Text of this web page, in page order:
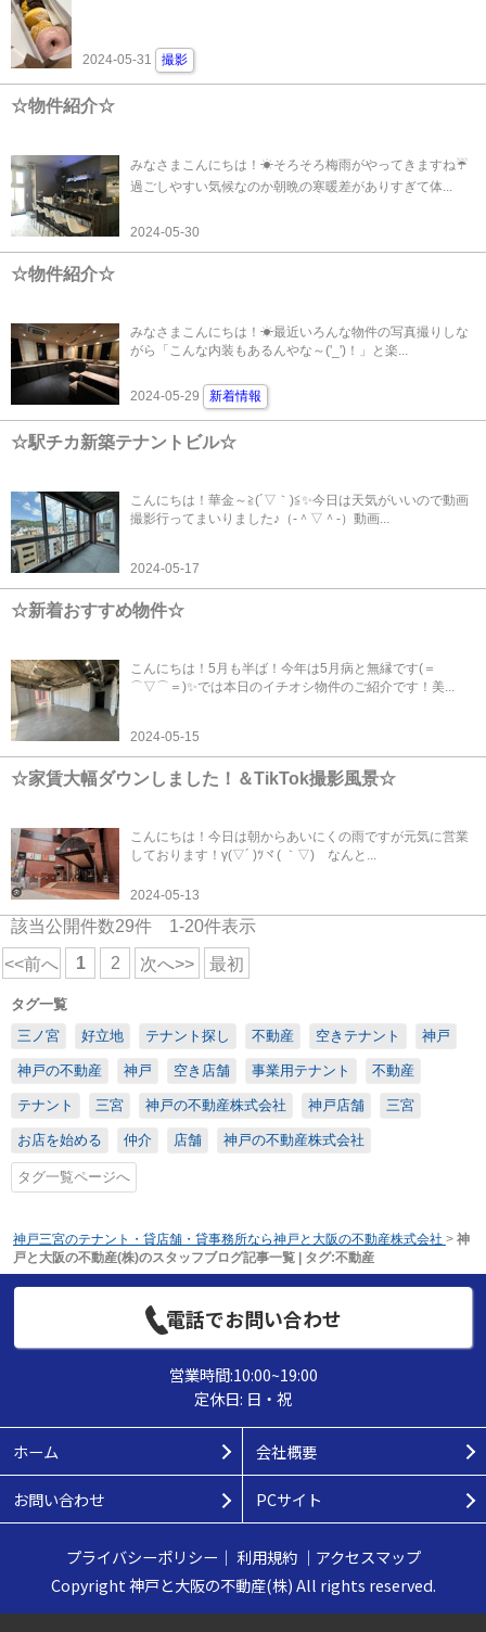
2024-05-31 撮影
☆物件紹介☆
みなさまこんにちは！☀そろそろ梅雨がやってきますね☔
過ごしやすい気候なのか朝晩の寒暖差がありすぎて体...
2024-05-30
☆物件紹介☆
みなさまこんにちは！☀最近いろんな物件の写真撮りしな
がら「こんな内装もあるんやな～('_')！」と楽...
2024-05-29 新着情報
☆駅チカ新築テナントビル☆
こんにちは！華金～≧(´▽｀)≦✨今日は天気がいいので動画
撮影行ってまいりました♪（‐＾▽＾‐）動画...
2024-05-17
☆新着おすすめ物件☆
こんにちは！5月も半ば！今年は5月病と無縁です(＝
⌒▽⌒＝)✨では本日のイチオシ物件のご紹介です！美...
2024-05-15
☆家賃大幅ダウンしました！＆TikTok撮影風景☆
こんにちは！今日は朝からあいにくの雨ですが元気に営業
しております！γ(▽´ )ﾂヾ( ｀▽)ゞなんと...
2024-05-13
該当公開件数29件 1-20件表示
<<前へ 1 2 次へ>> 最初
タグ一覧
三ノ宮
好立地 テナント探し 不動産 空きテナント 神戸
神戸の不動産 神戸 空き店舗 事業用テナント 不動産
テナント 三宮 神戸の不動産株式会社 神戸店舗 三宮
お店を始める 仲介 店舗 神戸の不動産株式会社
タグ一覧ページへ
神戸三宮のテナント・貸店舗・貸事務所なら神戸と大阪の不動産株式会社 > 神
戸と大阪の不動産(株)のスタッフブログ記事一覧 | タグ:不動産
電話でお問い合わせ
営業時間:10:00~19:00
定休日: 日・祝
ホーム 会社概要
お問い合わせ PCサイト
プライバシーポリシー ｜ 利用規約｜ アクセスマップ
Copyright 神戸と大阪の不動産(株) All rights reserved.